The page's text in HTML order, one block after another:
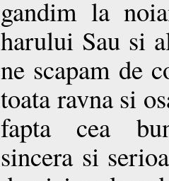
gandim la
harului Sau si
ne scapam de
toata ravna si
fapta cea
sincera si